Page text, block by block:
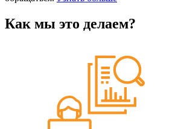
Как мы это делаем?